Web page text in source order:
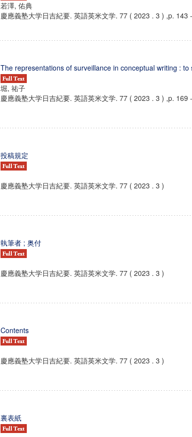
若澤, 佑典
慶應義塾大学日吉紀要. 英語英米文学. 77 ( 2023 . 3 ) ,p. 143
The representations of surveillance in conceptual writing : to
堀, 祐子
慶應義塾大学日吉紀要. 英語英米文学. 77 ( 2023 . 3 ) ,p. 169
投稿規定
慶應義塾大学日吉紀要. 英語英米文学. 77 ( 2023 . 3 )
執筆者 ; 奥付
慶應義塾大学日吉紀要. 英語英米文学. 77 ( 2023 . 3 )
Contents
慶應義塾大学日吉紀要. 英語英米文学. 77 ( 2023 . 3 )
裏表紙